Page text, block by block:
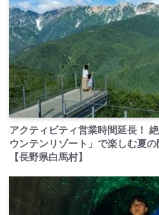
アクティビティ営業時間延長！
ウンテンリゾート」で楽しむ夏
【長野県白馬村】